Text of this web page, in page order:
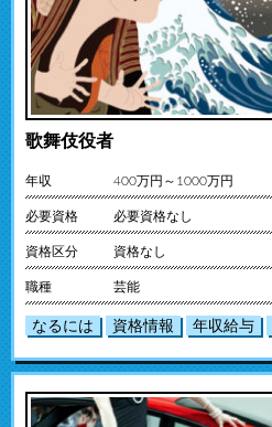
歌舞伎役者
年収 400万円～1000万円
必要資格 必要資格なし
資格区分 資格なし
職種 芸能
なるには 資格情報 年収給与